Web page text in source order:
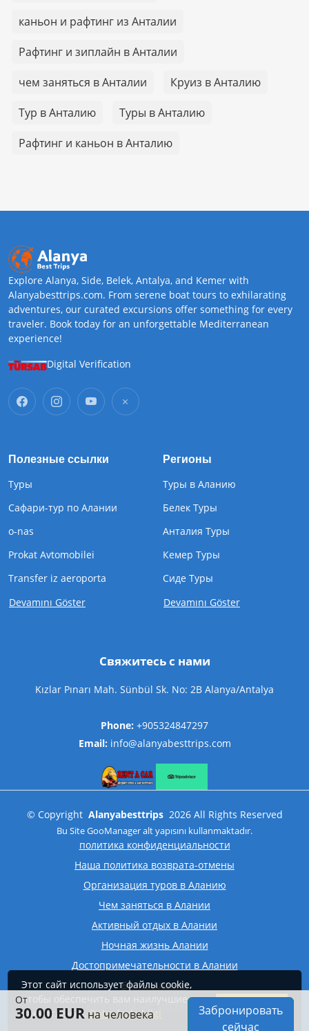
каньон и рафтинг из Анталии
Рафтинг и зиплайн в Анталии
чем заняться в Анталии
Круиз в Анталию
Тур в Анталию
Туры в Анталию
Рафтинг и каньон в Анталию
От
30.00 EUR на человека
Забронировать
сейчас
Explore Alanya, Side, Belek, Antalya, and Kemer with
Alanyabesttrips.com. From serene boat tours to exhilarating
adventures, our curated excursions offer something for every
traveler. Book today for an unforgettable Mediterranean
experience!
Digital Verification
Полезные ссылки
Туры
Сафари-тур по Алании
o-nas
Prokat Avtomobilei
Transfer iz aeroporta
Devamını Göster
Регионы
Туры в Аланию
Белек Туры
Анталия Туры
Кемер Туры
Cиде Туры
Devamını Göster
Свяжитесь с нами
Kızlar Pınarı Mah. Sünbül Sk. No: 2B Alanya/Antalya
Phone: +905324847297
Email: info@alanyabesttrips.com
© Copyright Alanyabesttrips 2026 All Rights Reserved
Bu SiteGooManageralt yapısını kullanmaktadır.
политика конфиденциальности
Наша политика возврата-отмены
Организация туров в Аланию
Чем заняться в Алании
Активный отдых в Алании
Ночная жизнь Алании
Достопримечательности в Алании
Бухты Алании
Исторические места Алании
Этот сайт использует файлы cookie,
чтобы обеспечить вам наилучшие
впечатления.Daha fazla bilgi